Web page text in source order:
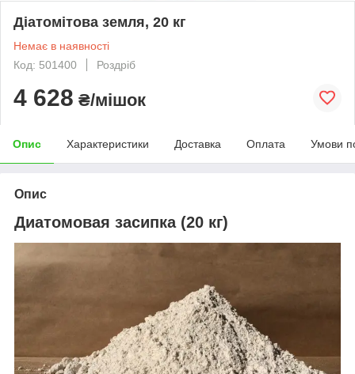
Діатомітова земля, 20 кг
Немає в наявності
Код: 501400
Роздріб
4 628 ₴/мішок
Опис Характеристики Доставка Оплата Умови
Опис
Диатомовая засипка (20 кг)